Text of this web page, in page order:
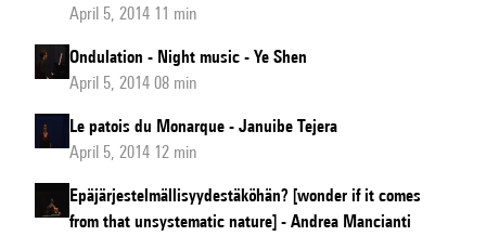
April 5, 2014 11 min
Ondulation - Night music - Ye Shen
April 5, 2014 08 min
Le patois du Monarque - Januibe Tejera
April 5, 2014 12 min
Epäjärjestelmällisyydestäköhän? [wonder if it comes
from that unsystematic nature] - Andrea Mancianti